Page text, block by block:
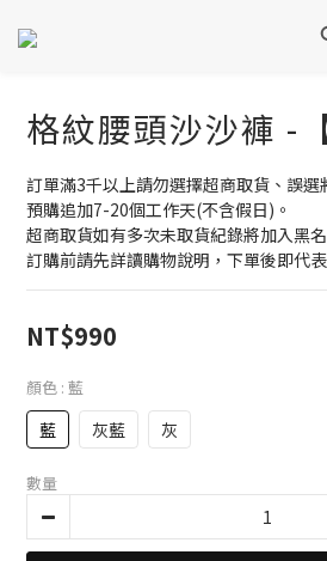
格紋腰頭沙沙褲 -
訂單滿3千以上請勿選擇超商取貨、誤選
預購追加7-20個工作天(不含假日)。
超商取貨如有多次未取貨紀錄將加入黑名
訂購前請先詳讀購物說明，下單後即代
NT$990
顏色 : 藍
藍 灰藍 灰
數量